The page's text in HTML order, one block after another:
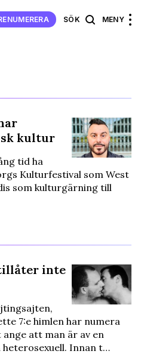
SÖK MENY
kultur
tid ha
Kulturfestival som West
som kulturgärning till
inte
7:e himlen har numera
att man är av en
heterosexuell. Innan t…